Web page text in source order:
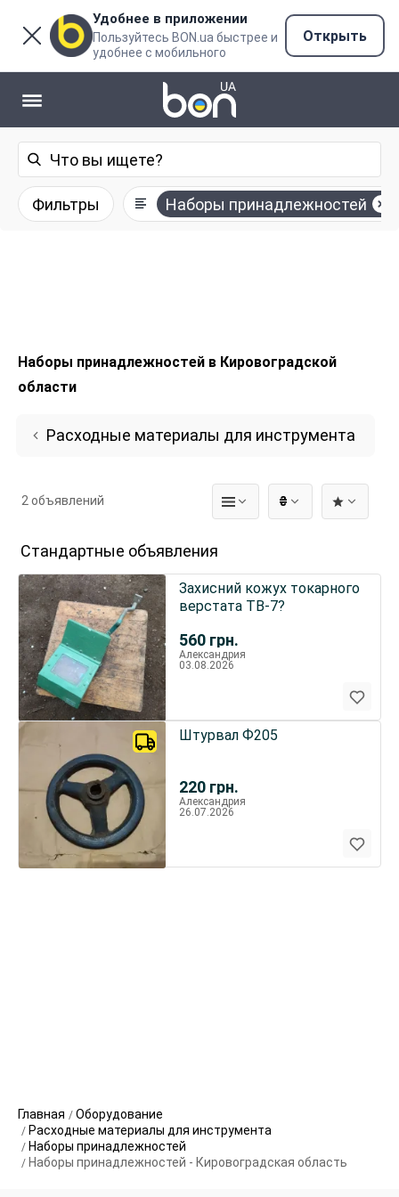
Удобнее в приложении
Пользуйтесь BON.ua быстрее и
удобнее с мобильного
Открыть
Фильтры Наборы принадлежностей
Наборы принадлежностей в Кировоградской
области
Расходные материалы для инструмента
₴
2 объявлений
Стандартные объявления
560 грн.
Захисний кожух токарного
верстата ТВ-7?
Александрия
03.08.2026
220 грн.
Штурвал Ф205
Александрия
26.07.2026
Главная
Оборудование
Расходные материалы для инструмента
Наборы принадлежностей
Наборы принадлежностей - Кировоградская область